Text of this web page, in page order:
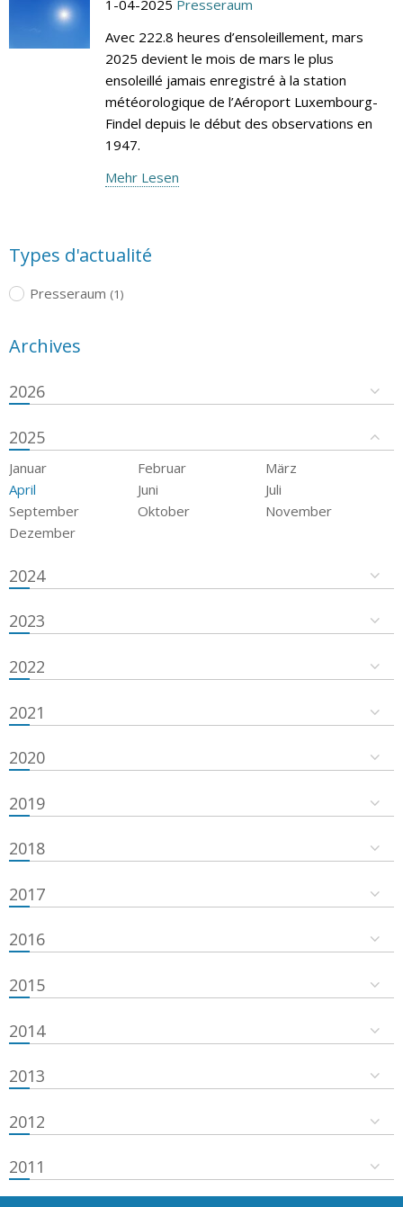
1-04-2025 Presseraum
Avec 222.8 heures d’ensoleillement, mars
2025 devient le mois de mars le plus
ensoleillé jamais enregistré à la station
météorologique de l’Aéroport Luxembourg-
Findel depuis le début des observations en
1947.
Mehr Lesen
Types d'actualité
Presseraum (1)
Archives
2026
2025
Januar Februar
März
April
Juni
Juli
September
Oktober
November
Dezember
2024
2023
2022
2021
2020
2019
2018
2017
2016
2015
2014
2013
2012
2011